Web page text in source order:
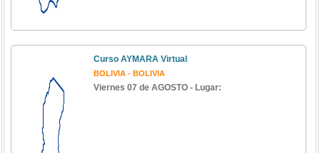
Curso AYMARA Virtual
BOLIVIA - BOLIVIA
Viernes 07 de AGOSTO - Lugar: